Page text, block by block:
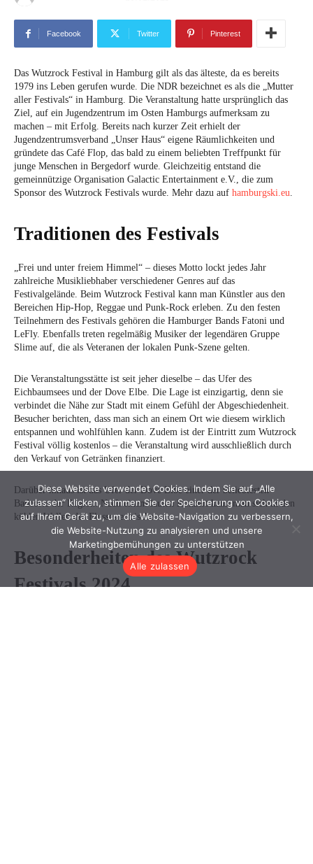
Diese Website verwendet Cookies. Indem Sie auf „Alle
zulassen“ klicken, stimmen Sie der Speicherung von Cookies
auf Ihrem Gerät zu, um die Website-Navigation zu verbessern,
die Website-Nutzung zu analysieren und unsere
Marketingbemühungen zu unterstützen
Alle zulassen